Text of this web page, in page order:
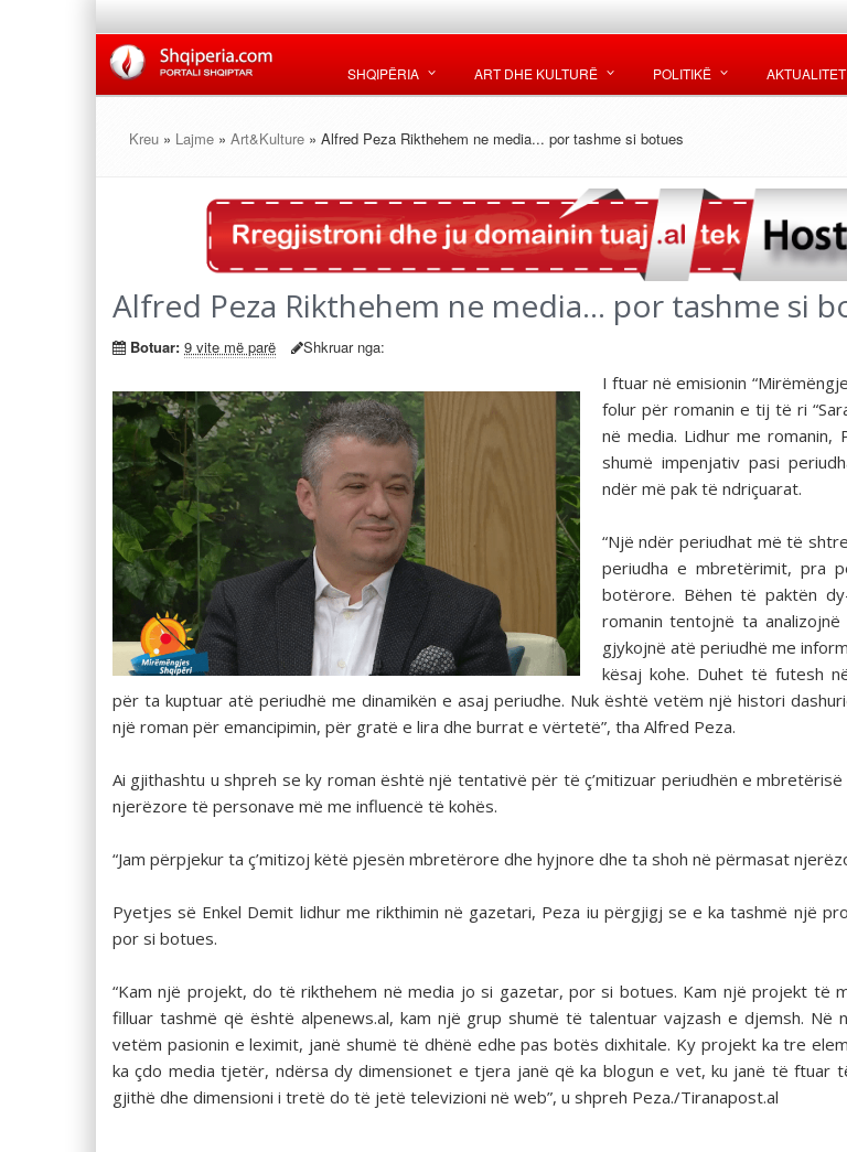
SHQIPËRIA ART DHE KULTURË POLITIKË AKTUALITET
Kreu » Lajme » Art&Kulture » Alfred Peza Rikthehem ne media... por tashme si botues
Alfred Peza Rikthehem ne media... por tashme si
Botuar: 9 vite më parë Shkruar nga:
I ftuar në emisionin
folur për romanin e tij të ri
në media. Lidhur me romanin,
shumë impenjativ pasi
ndër më pak të ndriçuarat.
“Një ndër periudhat më të
periudha e mbretërimit, pra
botërore. Bëhen të paktën
romanin tentojnë ta
gjykojnë atë periudhë me
kësaj kohe. Duhet të futesh
për ta kuptuar atë periudhë me dinamikën e asaj periudhe. Nuk është vetëm një histori
një roman për emancipimin, për gratë e lira dhe burrat e vërtetë”, tha Alfred Peza.
Ai gjithashtu u shpreh se ky roman është një tentativë për të ç’mitizuar periudhën e
njerëzore të personave më me influencë të kohës.
“Jam përpjekur ta ç’mitizoj këtë pjesën mbretërore dhe hyjnore dhe ta shoh në përmasat
Pyetjes së Enkel Demit lidhur me rikthimin në gazetari, Peza iu përgjigj se e ka tashmë një
por si botues.
“Kam një projekt, do të rikthehem në media jo si gazetar, por si botues. Kam një projekt të
filluar tashmë që është alpenews.al, kam një grup shumë të talentuar vajzash e djemsh. Në
vetëm pasionin e leximit, janë shumë të dhënë edhe pas botës dixhitale. Ky projekt ka tre
ka çdo media tjetër, ndërsa dy dimensionet e tjera janë që ka blogun e vet, ku janë të ftuar
gjithë dhe dimensioni i tretë do të jetë televizioni në web”, u shpreh Peza./Tiranapost.al